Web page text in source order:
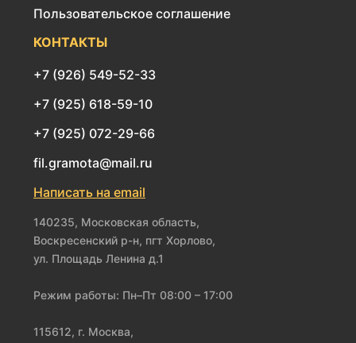
Пользовательское соглашение
КОНТАКТЫ
+7 (926) 549-52-33
+7 (925) 618-59-10
+7 (925) 072-29-66
fil.gramota@mail.ru
Написать на email
140235, Московская область,
Воскресенский р-н, пгт Хорлово,
ул. Площадь Ленина д.1
Режим работы: Пн–Пт 08:00 – 17:00
115612, г. Москва,